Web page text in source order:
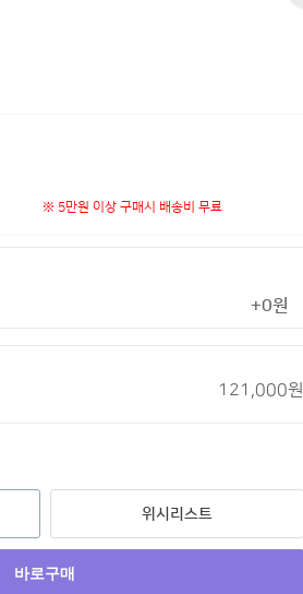
※ 5만원 이상 구매시 배송비 무료
+0원
121,000원
위시리스트
바로구매